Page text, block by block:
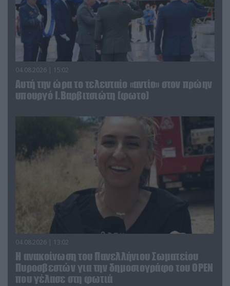
04.08.2026 | 15:02
Αυτή την ώρα το τελευταίο «αντίο» στον πρώην
υπουργό Ι.Βαρβιτσιώτη (φωτο)
04.08.2026 | 13:02
Η ανακοίνωση του Πανελλήνιου Σωματείου
Πυροσβεστών για την δημοσιογράφο του OPEN
που γέλασε στη φωτιά